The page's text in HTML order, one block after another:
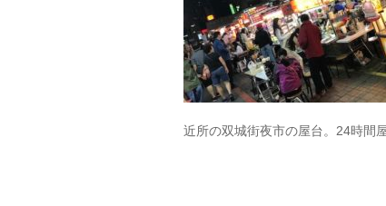
近所の双城街夜市の屋台。24時間